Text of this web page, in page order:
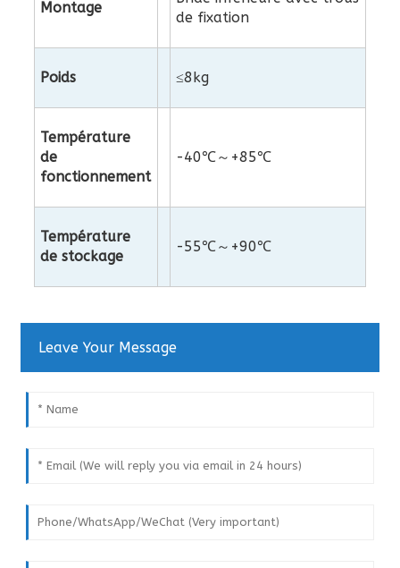
Montage
de fixation
Poids ≤8kg
Température
de
fonctionnement
-40℃～+85℃
Température
de stockage
-55℃～+90℃
Leave Your Message